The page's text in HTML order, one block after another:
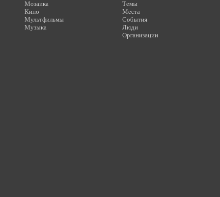
Мозаика
Кино
Мультфильмы
Музыка
Темы
Места
События
Люди
Организации